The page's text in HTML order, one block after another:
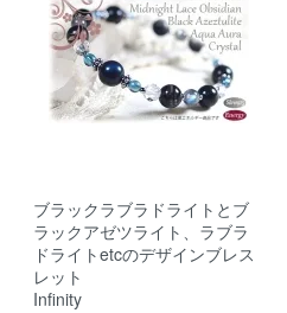
ブラックラブラドライトとブ
ラックアゼツライト、ラブラ
ドライトetcのデザインブレス
レット
Infinity